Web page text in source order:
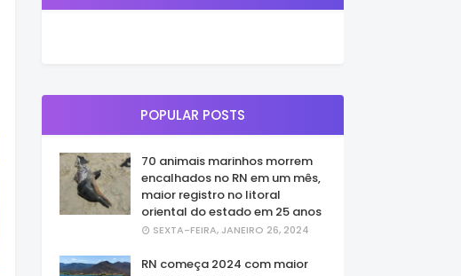
POPULAR POSTS
70 animais marinhos morrem
encalhados no RN em um mês,
maior registro no litoral
oriental do estado em 25 anos
SEXTA-FEIRA, JANEIRO 26, 2024
RN começa 2024 com maior